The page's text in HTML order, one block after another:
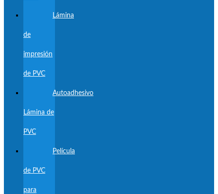
Lámina
de
impresión
de PVC
Autoadhesivo
Lámina de
PVC
Película
de PVC
para